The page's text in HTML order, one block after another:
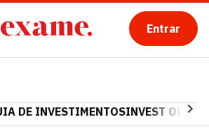
Entrar
DE INVESTIMENTOSINVEST OPINA